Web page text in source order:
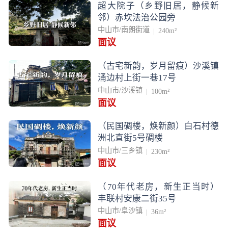
超大院子（乡野旧居，静候新
邻）赤坎法治公园旁
中山市/南朗街道 240m²
面议
（古宅新韵，岁月留痕）沙溪镇
涌边村上街一巷17号
中山市/沙溪镇 100m²
面议
（民国碉楼，焕新颜）白石村德
洲北直街5号碉楼
中山市/三乡镇 230m²
面议
（70年代老房，新生正当时）
丰联村安康二街35号
中山市/阜沙镇 36m²
面议